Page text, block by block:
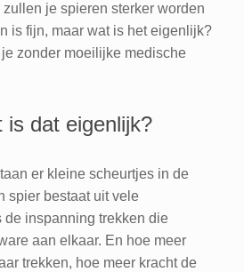
je spieren sterker worden
is fijn, maar wat is het eigenlijk?
je zonder moeilijke medische
is dat eigenlijk?
er kleine scheurtjes in de
spier bestaat uit vele
de inspanning trekken die
aan elkaar. En hoe meer
trekken, hoe meer kracht de